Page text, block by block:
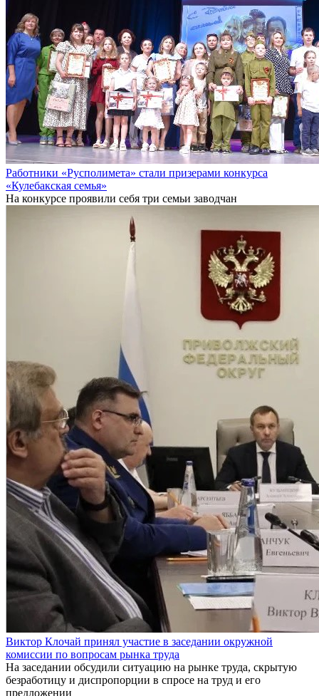
Работники «Русполимета» стали призерами конкурса
«Кулебакская семья»
На конкурсе проявили себя три семьи заводчан
Виктор Клочай принял участие в заседании окружной
комиссии по вопросам рынка труда
На заседании обсудили ситуацию на рынке труда, скрытую
безработицу и диспропорции в спросе на труд и его
предложении